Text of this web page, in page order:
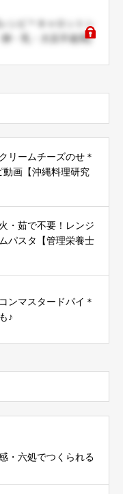
シピ＊キャロットシ
卵・乳・大豆不使用)
リームチーズのせ＊
動画【沖縄料理研究
・茹で不要！レンジ
パスタ【管理栄養士
マスタードパイ＊
♪
・六処でつくられる